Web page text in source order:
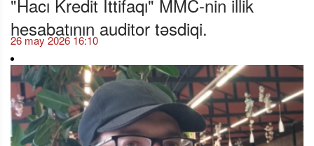
"Hacı Kredit İttifaqı" MMC-nin illik
hesabatının auditor təsdiqi.
26 may 2026 16:10